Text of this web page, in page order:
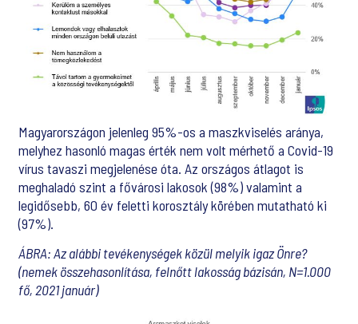
Magyarországon jelenleg 95%-os a maszkviselés aránya,
melyhez hasonló magas érték nem volt mérhető a Covid-19
vírus tavaszi megjelenése óta. Az országos átlagot is
meghaladó szint a fővárosi lakosok (98%) valamint a
legidősebb, 60 év feletti korosztály körében mutatható ki
(97%).
ÁBRA: Az alábbi tevékenységek közül melyik igaz Önre?
(nemek összehasonlítása, felnőtt lakosság bázisán, N=1.000
fő, 2021 január)